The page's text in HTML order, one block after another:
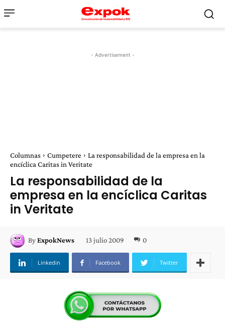
- Advertisement -
Columnas Cumpetere
La responsabilidad de la empresa en la
encíclica Caritas in Veritate
La responsabilidad de la
empresa en la encíclica Caritas
in Veritate
ByExpokNews 13 julio 2009 0
Linkedin Facebook Twitter